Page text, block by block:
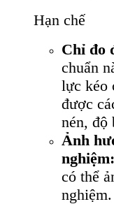
Hạn chế
Chỉ đo
chuẩn
lực kéo
được
nén, độ
Ảnh
nghiệm:
có thể
nghiệm.